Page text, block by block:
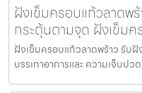
ฝังเข็มครอบแก้วลาดพ
กระตุ้นตามจุด ฝังเข็ม
ฝังเข็มครอบแก้วลาดพร้าว รับ
บรรเทาอาการและ ความเจ็บป